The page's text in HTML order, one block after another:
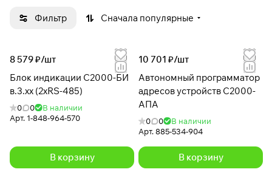
Фильтр Сначала популярные
8 579 ₽/шт
Блок индикации С2000-БИ
в.3.хх (2xRS-485)
0 0
В наличии
Арт. 1-848-964-570
В корзину
10 701 ₽/шт
Автономный программатор
адресов устройств С2000-
АПА
0 0
В наличии
Арт.885-534-904
В корзину